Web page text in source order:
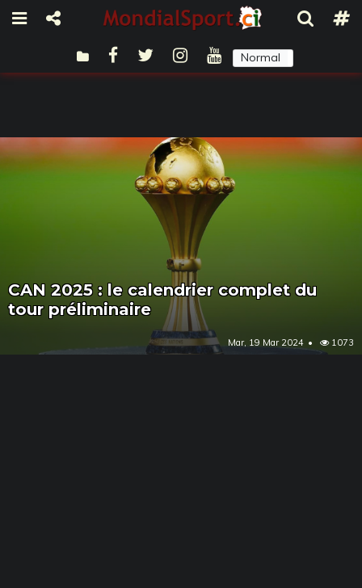
Normal
CAN 2025 : le calendrier complet du
tour préliminaire
Mar, 19 Mar 2024 1073